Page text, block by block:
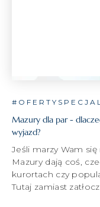
Mazury dla par -
wyjazd?
Jeśli marzy Wam
Mazury dają coś,
kurortach czy
Tutaj zamiast